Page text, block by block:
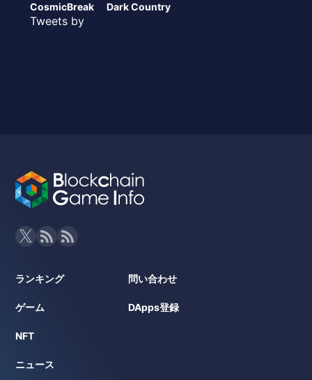
CosmicBreak Dark Country
Tweets by
ランキング
ゲーム
NFT
ニュース
問い合わせ
DApps登録